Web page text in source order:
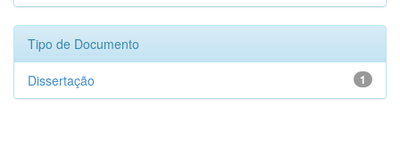
Tipo de Documento
1
Dissertação